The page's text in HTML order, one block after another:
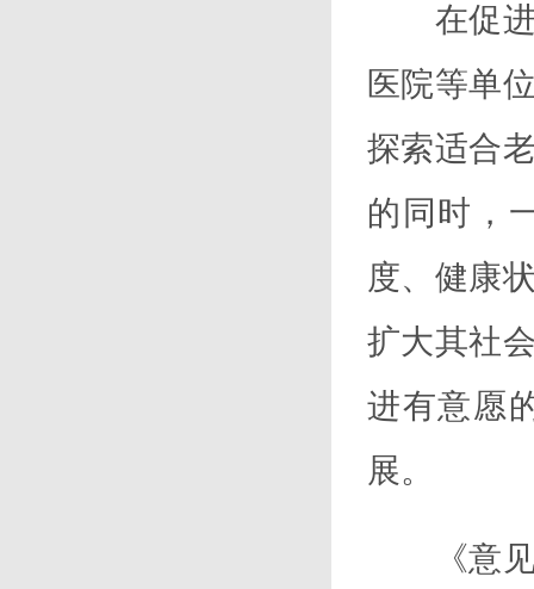
在促进
医院等单
探索适合
的同时，
度、健康
扩大其社
进有意愿
展。
《意见